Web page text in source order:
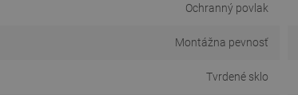
Ochranný povlak
Montážna pevnosť
Tvrdené sklo